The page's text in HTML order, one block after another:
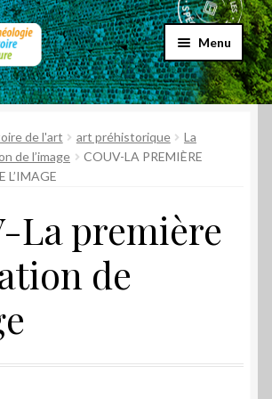
Menu
menu
enfant
?
de l'art art préhistorique
La
de l’image
COUV-LA PREMIÈRE
L’IMAGE
La première
de